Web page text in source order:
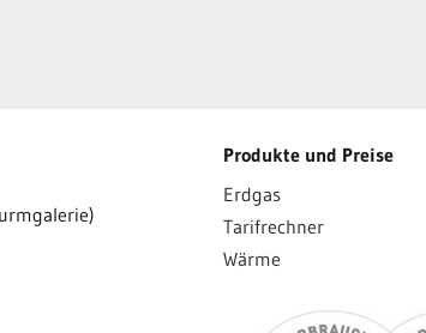
Produkte und Preise
Erdgas
Tarifrechner
Wärme